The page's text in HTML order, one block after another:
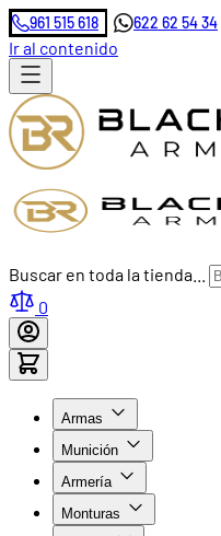
961 515 618 622 62 54 34
Ir al contenido
Buscar en toda la tienda...
0
Armas
Munición
Armería
Monturas